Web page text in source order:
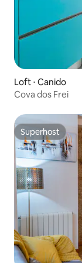
Loft ⋅ Canido
Cova dos Frei
Superhost
Superhost